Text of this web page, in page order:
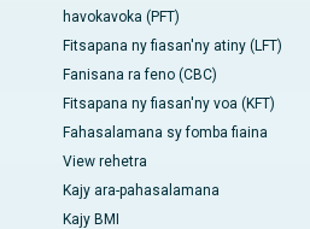
havokavoka (PFT)
Fitsapana ny fiasan'ny atiny (LFT)
Fanisana ra feno (CBC)
Fitsapana ny fiasan'ny voa (KFT)
Fahasalamana sy fomba fiaina
View rehetra
Kajy ara-pahasalamana
Kajy BMI